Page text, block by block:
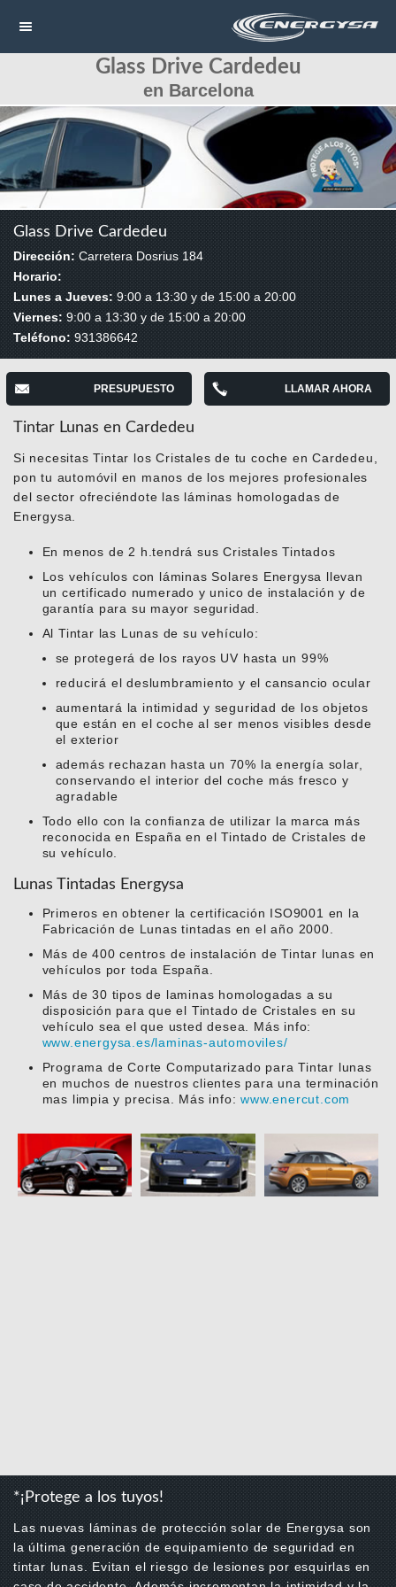
HOME
CONTACTAR
LLAMAR
Glass Drive Cardedeu
en Barcelona
Glass Drive Cardedeu
Dirección: Carretera Dosrius 184
Horario:
Lunes a Jueves:9:00 a 13:30 y de 15:00 a 20:00
Viernes:9:00 a 13:30 y de 15:00 a 20:00
Teléfono:931386642
PRESUPUESTO LLAMAR AHORA
Tintar Lunas en Cardedeu
Si necesitas Tintar los Cristales de tu coche en Cardedeu,
pon tu automóvil en manos de los mejores profesionales
del sector ofreciéndote las láminas homologadas de
Energysa.
En menos de 2 h.tendrá sus Cristales Tintados
Los vehículos con láminas Solares Energysa llevan
un certificado numerado y unico de instalación y de
garantía para su mayor seguridad.
Al Tintar las Lunas de su vehículo:
se protegerá de los rayos UV hasta un 99%
reducirá el deslumbramiento y el cansancio ocular
aumentará la intimidad y seguridad de los objetos
que están en el coche al ser menos visibles desde
el exterior
además rechazan hasta un 70% la energía solar,
conservando el interior del coche más fresco y
agradable
Todo ello con la confianza de utilizar la marca más
reconocida en España en el Tintado de Cristales de
su vehículo.
Lunas Tintadas Energysa
Primeros en obtener la certificación ISO9001 en la
Fabricación de Lunas tintadas en el año 2000.
Más de 400 centros de instalación de Tintar lunas en
vehículos por toda España.
Más de 30 tipos de laminas homologadas a su
disposición para que el Tintado de Cristales en su
vehículo sea el que usted desea. Más info:
www.energysa.es/laminas-automoviles/
Programa de Corte Computarizado para Tintar lunas
en muchos de nuestros clientes para una terminación
mas limpia y precisa. Más info:www.enercut.com
*¡Protege a los tuyos!
Las nuevas láminas de protección solar de Energysa son
la última generación de equipamiento de seguridad en
tintar lunas. Evitan el riesgo de lesiones por esquirlas en